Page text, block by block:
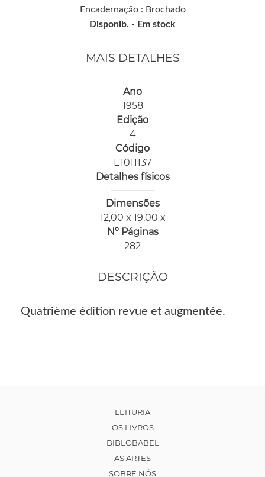
Encadernação : Brochado
Disponib. - Em stock
MAIS DETALHES
Ano
1958
Edição
4
Código
LT011137
Detalhes físicos
Dimensões
12,00 x 19,00 x
Nº Páginas
282
DESCRIÇÃO
Quatrième édition revue et augmentée.
LEITURIA
OS LIVROS
BIBLOBABEL
AS ARTES
SOBRE NÓS